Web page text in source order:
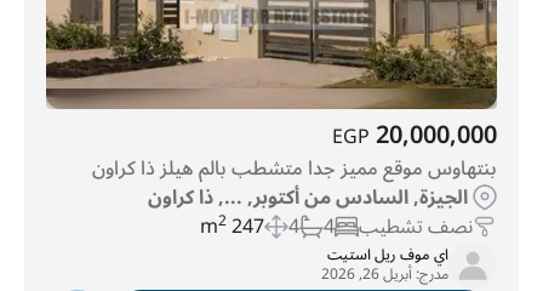
20,000,000
EGP
بنتهاوس موقع مميز جدا متشطب بالم هيلز ذا كراون
الجيزة, السادس من أكتوبر, ..., ذا كراون
نصف تشطيب 4
4
247 m
2
اي موف ريل استيت
مدرج:أبريل 26, 2026